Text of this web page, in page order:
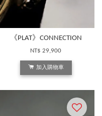
《PLAT》CONNECTION
NT$ 29,900
加入購物車